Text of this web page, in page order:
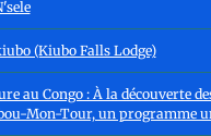
(Kiubo Falls Lodge)
au Congo : À la découverte
Mon-Tour, un programme